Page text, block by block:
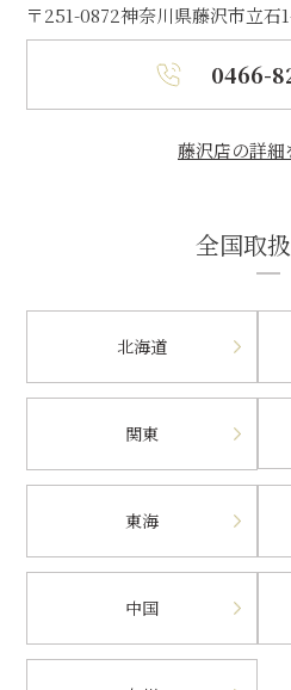
〒251-0872神奈川県藤沢市立石
0466-
藤沢店の詳細
全国取
北海道
関東
東海
中国